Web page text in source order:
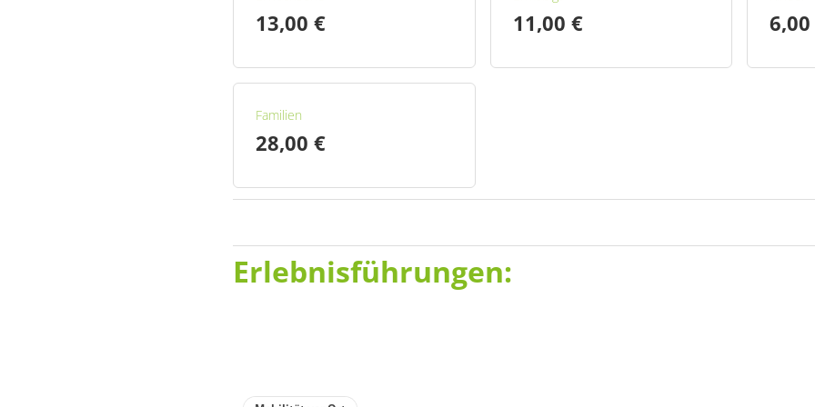
13,00 € 11,00 €
Familien
28,00 €
Stadtrundgang 2
Familien
Erlebnisführungen: